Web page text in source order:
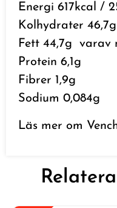
Energi 617kcal /
Kolhydrater 46,7g
Fett 44,7g varav
Protein 6,1g
Fibrer 1,9g
Sodium 0,084g
Läs mer om